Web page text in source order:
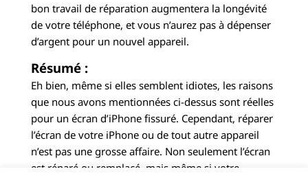
bon travail de réparation augmentera la longévité
de votre téléphone, et vous n’aurez pas à dépenser
d’argent pour un nouvel appareil.
Résumé :
Eh bien, même si elles semblent idiotes, les raisons
que nous avons mentionnées ci-dessus sont réelles
pour un écran d’iPhone fissuré. Cependant, réparer
l’écran de votre iPhone ou de tout autre appareil
n’est pas une grosse affaire. Non seulement l’écran
est réparé ou remplacé, mais même si votre